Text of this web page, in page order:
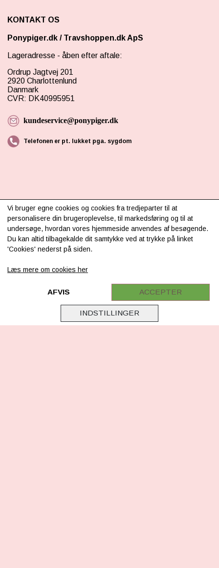
KONTAKT OS
Ponypiger.dk / Travshoppen.dk ApS
Lageradresse - åben efter aftale:
Ordrup Jagtvej 201
2920 Charlottenlund
Danmark
CVR: DK40995951
kundeservice@ponypiger.dk
Telefonen er pt. lukket pga. sygdom
INFORMATION
Om os
Levering & betaling
FAQ
Virksomhedsoplysninger
Vi bruger egne cookies og cookies fra tredjeparter til at
personalisere din brugeroplevelse, til markedsføring og til at
undersøge, hvordan vores hjemmeside anvendes af besøgende.
Du kan altid tilbagekalde dit samtykke ved at trykke på linket
'Cookies' nederst på siden.
Læs mere om cookies her
INDSTILLINGER
AFVIS ACCEPTER